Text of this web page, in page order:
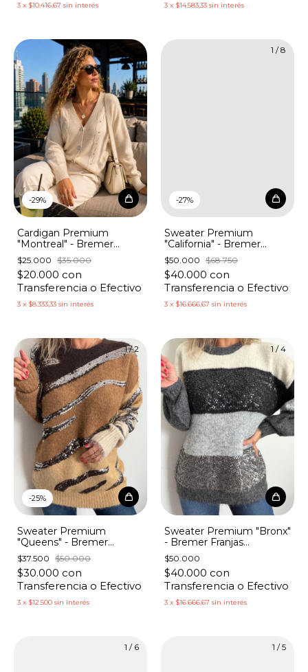
3 x $10.416,67 sin interés 3 x $14.583,33 sin interés
-29%
Cardigan Premium
"Montreal" - Bremer
Trenzas con Piedras
$25.000 $35.000
$20.000 con
Transferencia o Efectivo
3 x $8.333,33 sin interés
1 /8
-27%
Sweater Premium
"California" - Bremer
Canutillos con Cierre
$50.000 $68.750
$40.000 con
Transferencia o Efectivo
3 x $16.666,67 sin interés
1/2
-25%
Sweater Premium
"Queens" - Bremer
Lentejuelas Cebra Tricolor
$37.500 $50.000
$30.000 con
Transferencia o Efectivo
3 x $12.500 sin interés
1/4
Sweater Premium "Bronx"
- Bremer Franjas
Lentejuelas
$50.000
$40.000 con
Transferencia o Efectivo
3 x $16.666,67 sin interés
1 / 6 1 /5